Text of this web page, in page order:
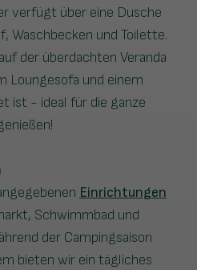
verfügt über eine Dusche
Waschbecken und Toilette.
der überdachten Veranda
Loungesofa und einem
ist - ideal für die ganze
Einrichtungen
Schwimmbad und
der Campingsaison
bieten wir ein tägliches